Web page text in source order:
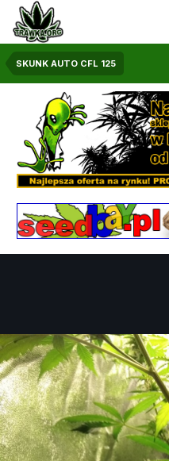
SKUNK AUTO CFL 125